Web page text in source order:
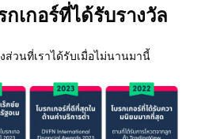
กเกอร์ที่ได้รับรางวัล
ส่วนที่เราได้รับเมื่อไม่นานมานี้